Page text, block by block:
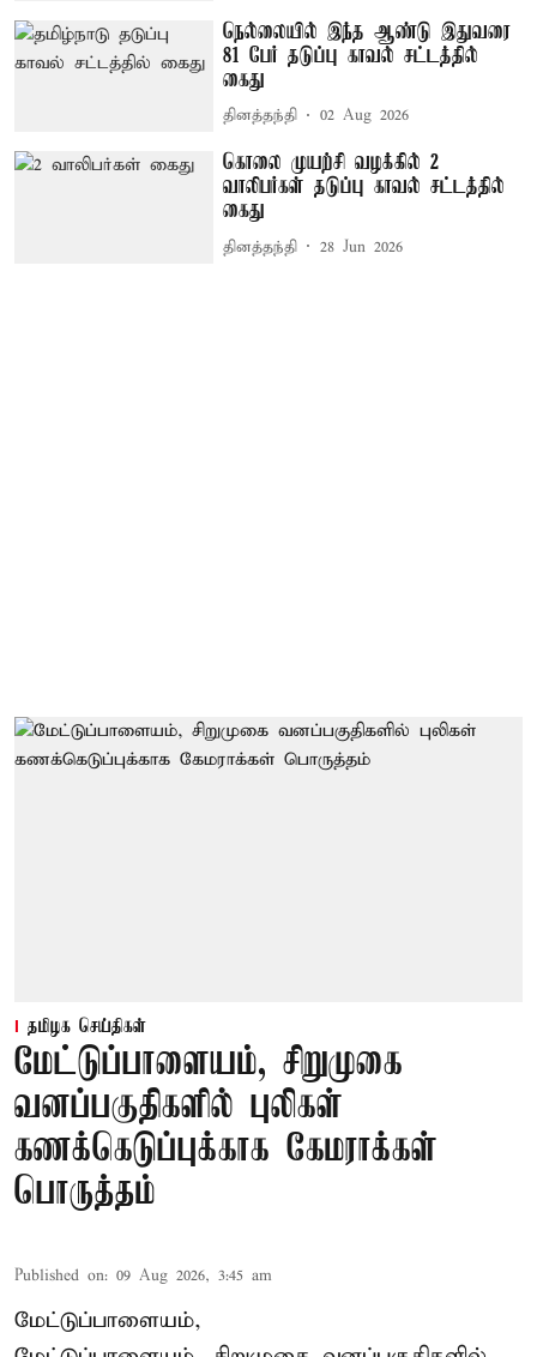
நெல்லையில் இந்த ஆண்டு இதுவரை
81 பேர் தடுப்பு காவல் சட்டத்தில்
கைது
தினத்தந்தி 02 Aug 2026
கொலை முயற்சி வழக்கில் 2
வாலிபர்கள் தடுப்பு காவல் சட்டத்தில்
கைது
தினத்தந்தி 28 Jun 2026
தமிழக செய்திகள்
மேட்டுப்பாளையம், சிறுமுகை
வனப்பகுதிகளில் புலிகள்
கணக்கெடுப்புக்காக கேமராக்கள்
பொருத்தம்
Published on: 09 Aug 2026, 3:45 am
மேட்டுப்பாளையம்,